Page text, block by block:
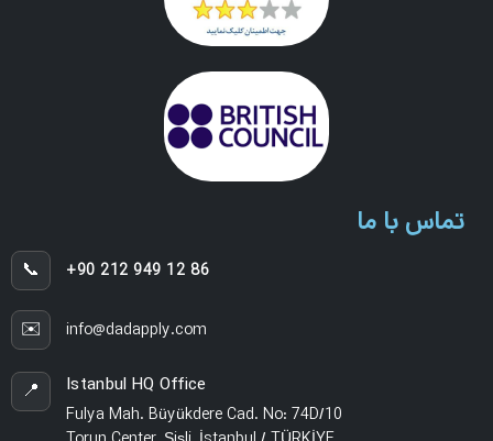
تماس با ما
📞 +90 212 949 12 86
✉️ info@dadapply.com
📍 Istanbul HQ Office
Fulya Mah. Büyükdere Cad. No: 74D/10